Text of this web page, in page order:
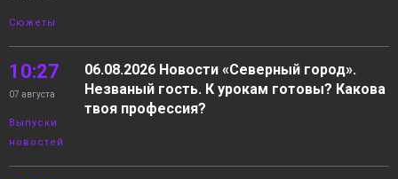
Сюжеты
10:27
07 августа
Выпуски
новостей
06.08.2026 Новости «Северный город».
Незваный гость. К урокам готовы? Какова
твоя профессия?